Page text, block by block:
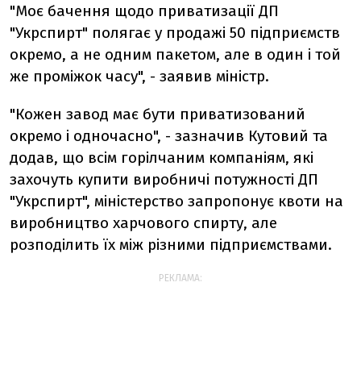
"Моє бачення щодо приватизації ДП
"Укрспирт" полягає у продажі 50 підприємств
окремо, а не одним пакетом, але в один і той
же проміжок часу", - заявив міністр.
"Кожен завод має бути приватизований
окремо і одночасно", - зазначив Кутовий та
додав, що всім горілчаним компаніям, які
захочуть купити виробничі потужності ДП
"Укрспирт", міністерство запропонує квоти на
виробництво харчового спирту, але
розподілить їх між різними підприємствами.
РЕКЛАМА: